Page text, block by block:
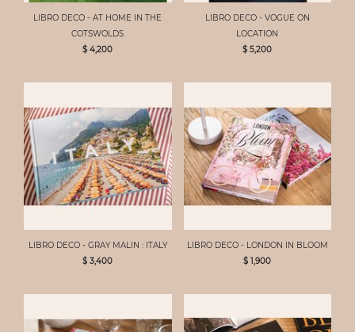
LIBRO DECO - AT HOME IN THE
COTSWOLDS
$ 4,200
LIBRO DECO - VOGUE ON
LOCATION
$ 5,200
LIBRO DECO - GRAY MALIN : ITALY
$ 3,400
LIBRO DECO - LONDON IN BLOOM
$ 1,900